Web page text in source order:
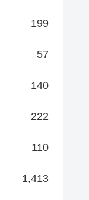
199
57
140
222
110
1,413